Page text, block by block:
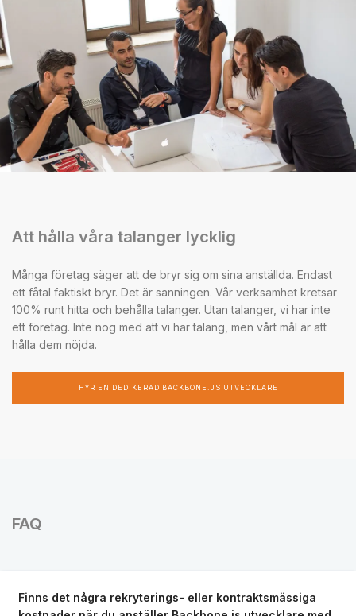
Att hålla våra talanger lycklig
Många företag säger att de bryr sig om sina anställda. Endast
ett fåtal faktiskt bryr. Det är sanningen. Vår verksamhet kretsar
100% runt hitta och behålla talanger. Utan talanger, vi har inte
ett företag. Inte nog med att vi har talang, men vårt mål är att
hålla dem nöjda.
HYR EN DEDIKERAD BACKBONE.JS UTVECKLARE
FAQ
Finns det några rekryterings- eller kontraktsmässiga